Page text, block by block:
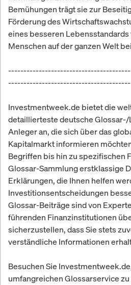
Bemühungen trägt sie zur
Förderung des
eines besseren
Menschen auf der ganzen Welt
Investmentweek.de bietet die
detaillierteste deutsche
Anleger an, die sich über das
Kapitalmarkt informieren
Begriffen bis hin zu spezifischen
Glossar-Sammlung erstklassige
Erklärungen, die Ihnen helfen
Investitionsentscheidungen
Glossar-Beiträge sind von
führenden Finanzinstitutionen
sicherzustellen, dass Sie stets
verständliche Informationen
Besuchen Sie
umfangreichen Glossarservice